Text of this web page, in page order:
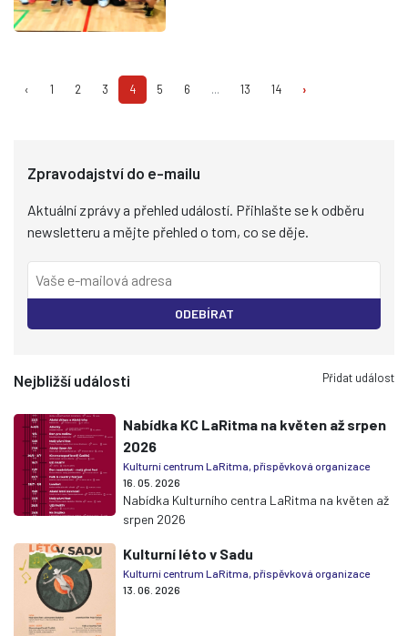
‹ 1 2 3 4 5 6 ... 13 14 ›
Zpravodajství do e-mailu
Aktuální zprávy a přehled událostí. Přihlašte se k odběru
newsletteru a mějte přehled o tom, co se děje.
ODEBÍRAT
Nejbližší události Přidat událost
Nabídka KC LaRitma na květen až srpen
2026
Kulturní centrum LaRitma, příspěvková organizace
16. 05. 2026
Nabídka Kulturního centra LaRitma na květen až
srpen 2026
Kulturní léto v Sadu
Kulturní centrum LaRitma, příspěvková organizace
13. 06. 2026